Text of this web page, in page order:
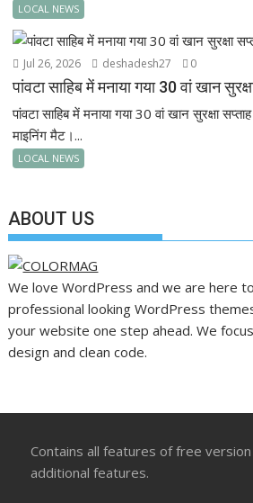
LOCAL NEWS
Jul 26, 2026 deshadesh27 0
पांवटा साहिब में मनाया गया 30 वां खान
पांवटा साहिब में मनाया गया 30 वां खान सुरक्षा
माइनिंग मैट।...
LOCAL NEWS
ABOUT US
We love WordPress and we are here
professional looking WordPress
your website one step ahead. We
design and clean code.
Contains all features of free
additional features.